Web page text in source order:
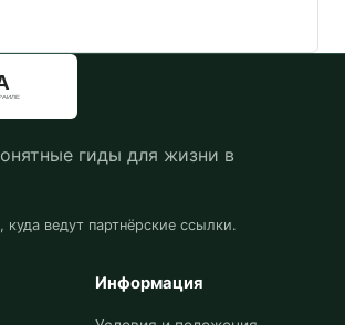
гиды для жизни в
куда ведут партнёрские ссылки.
Информация